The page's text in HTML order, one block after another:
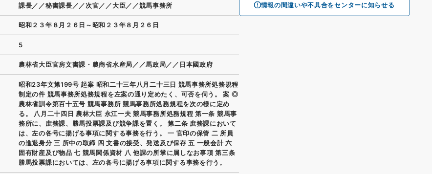
情報の間違いや不具合をセンターに知らせる
課長／／秘書課長／／次官／／大臣／／競馬事務所
昭和２３年８月２６日～昭和２３年８月２６日
5
農林省大臣官房文書課・農商省水産局／／馬政局／／日本國政府
昭和23年文第199号 起案 昭和二十三年八月二十三日 競馬事務所処務規程
制定の件 競馬事務所処務規程を左案の通り定めたく、可否を伺う。 案 ◎
農林省訓令第百十五号 競馬事務所 競馬事務所処務規程を次の様に定め
る。 八月二十四日 農林大臣 永江一夫 競馬事務所処務規程 第一条 競馬事
務所に、庶務課、勝馬投票課及び競争課を置く。 第二条 庶務課において
は、左の各号に揚げる事項に関する事務を行う。 一 官印の保管 二 所員
の進退身分 三 所中の取締 四 文書の接受、発送及び保存 五 一般会計 六
固有財産及び物品 七 競馬関係資材 八 他課の所掌に属しなお事項 第三条
勝馬投票課においては、左の各号に揚げる事項に関する事務を行う。